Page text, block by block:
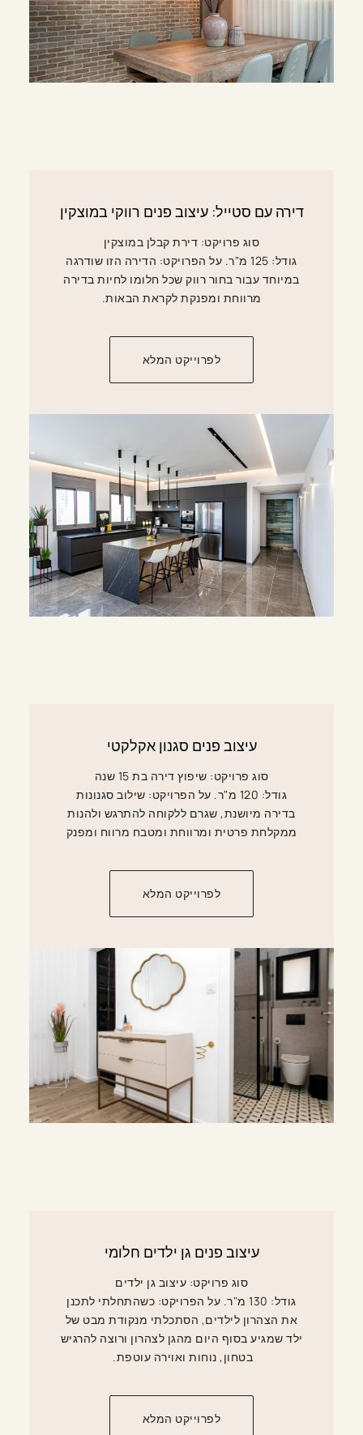
דירה עם סטייל: עיצוב פנים רווקי במוצקין
סוג פרויקט: דירת קבלן במוצקין
גודל: 125 מ"ר. על הפרויקט: הדירה הזו שודרגה
במיוחד עבור בחור רווק שכל חלומו לחיות בדירה
מרווחת ומפנקת לקראת הבאות.
לפרוייקט המלא
עיצוב פנים סגנון אקלקטי
סוג פרויקט: שיפוץ דירה בת 15 שנה
גודל: 120 מ"ר. על הפרויקט: שילוב סגנונות
בדירה מיושנת, שגרם ללקוחה להתרגש ולהנות
ממקלחת פרטית ומרווחת ומטבח מרווח ומפנק
לפרוייקט המלא
עיצוב פנים גן ילדים חלומי
סוג פרויקט: עיצוב גן ילדים
גודל: 130 מ"ר. על הפרויקט: כשהתחלתי לתכנן
את הצהרון לילדים, הסתכלתי מנקודת מבט של
ילד שמגיע בסוף היום מהגן לצהרון ורוצה להרגיש
בטחון, נוחות ואוירה עוטפת.
לפרוייקט המלא